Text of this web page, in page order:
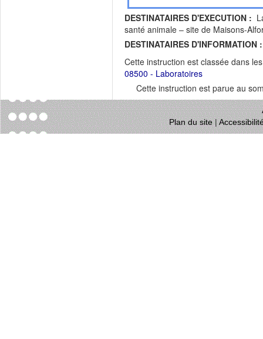
DESTINATAIRES D'EXECUTION :
santé animale – site de Maisons-
DESTINATAIRES D'INFORMATION :
Cette instruction est classée dans
08500 - Laboratoires
Cette instruction est parue au
Plan du site|